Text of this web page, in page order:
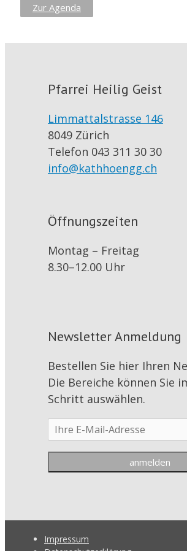
Zur Agenda
Pfarrei Heilig Geist
Limmattalstrasse 146
8049 Zürich
Telefon 043 311 30 30
info@kathhoengg.ch
Öffnungszeiten
Montag – Freitag
8.30–12.00 Uhr
Newsletter Anmeldung
Bestellen Sie hier Ihren
Die Bereiche können Sie
Schritt auswählen.
Impressum